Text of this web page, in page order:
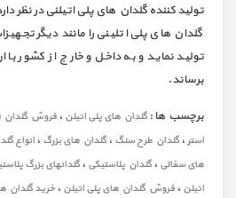
تولید کننده گلدان های پلی اتیلنی در نظر
گلدان های پلی اتلینی را مانند دیگر
تولید نماید و به داخل و خارج از کشور
برساند.
برچسب ها : گلدان های پلی اتیلن ، فروش گلدان
استر، گلدان طرح سنگ ، گلدان های بزرگ ، انواع
های سفالی ، گلدان پلاستیکی ، گلدانهای بزرگ
اتیلن ، فروش گلدان های پلی اتیلن ، خرید گلدان